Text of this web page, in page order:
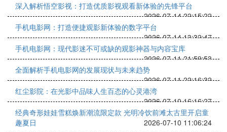
深入解析悟空影视：打造优质影视观看新体验的先锋平台
2026-07-14 22:15:22
手机电影网：打造便捷观影新体验的数字平台
2026-07-14 13:32:47
手机电影网：现代影迷不可或缺的观影神器与内容宝库
2026-07-11 21:59:53
全面解析手机电影网的发展现状与未来趋势
2026-07-11 22:16:32
红尘影院：在光影中品味人生百态的心灵港湾
2026-07-10 16:16:27
经典奇形娃娃雪糕焕新潮流限定款 光明冷饮前滩太古里开启童
趣夏日
2026-07-10 11:06:24